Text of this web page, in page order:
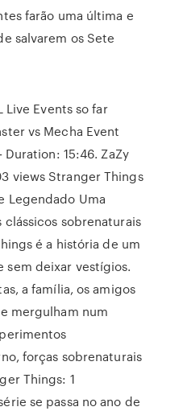
farão uma última e
salvarem os Sete
Live Events so far
vs Mecha Event
Duration: 15:46. ZaZy
views Stranger Things
Legendado Uma
sobrenaturais
é a história de um
sem deixar vestígios.
a família, os amigos
mergulham num
forças sobrenaturais
Things: 1
se passa no ano de